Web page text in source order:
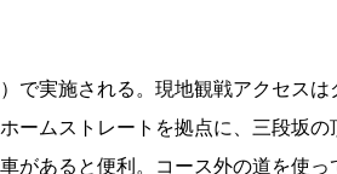
で実施される。現地観戦アクセス
ームストレートを拠点に、三段坂
があると便利。コース外の道を使